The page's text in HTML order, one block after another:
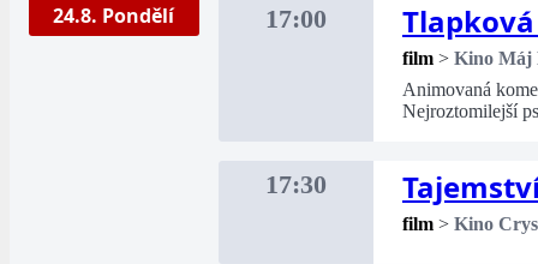
24.8. Pondělí 17:00
film > Kino Máj
Animovaná
Nejroztomilejší
17:30
film > Kino